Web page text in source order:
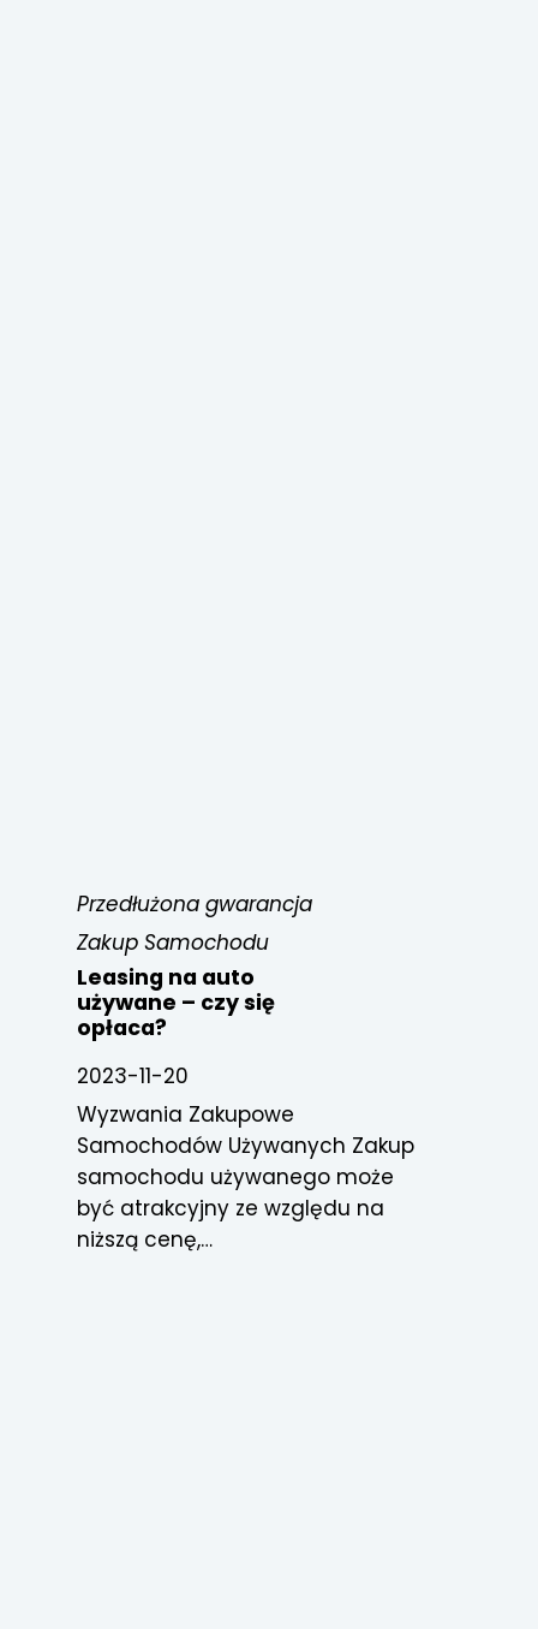
Przedłużona gwarancja
Zakup Samochodu
Leasing na auto
używane – czy się
opłaca?
2023-11-20
Wyzwania Zakupowe
Samochodów Używanych Zakup
samochodu używanego może
być atrakcyjny ze względu na
niższą cenę,…